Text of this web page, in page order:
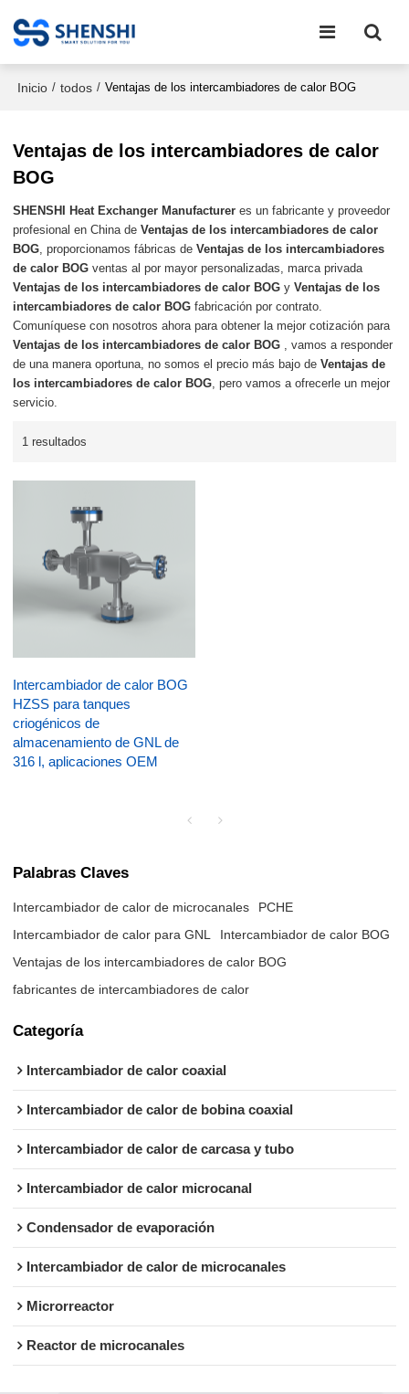
Inicio / todos / Ventajas de los intercambiadores de calor BOG
Ventajas de los intercambiadores de calor
BOG
SHENSHI Heat Exchanger Manufacturer​ es un fabricante y proveedor
profesional en China deVentajas de los intercambiadores de calor
BOG, proporcionamos fábricas deVentajas de los intercambiadores
de calor BOG ventas al por mayor personalizadas, marca privada
Ventajas de los intercambiadores de calor BOG yVentajas de los
intercambiadores de calor BOG fabricación por contrato.
Comuníquese con nosotros ahora para obtener la mejor cotización para
Ventajas de los intercambiadores de calor BOG , vamos a responder
de una manera oportuna, no somos el precio más bajo deVentajas de
los intercambiadores de calor BOG, pero vamos a ofrecerle un mejor
servicio.
1 resultados
Intercambiador de calor BOG
HZSS para tanques
criogénicos de
almacenamiento de GNL de
316 l, aplicaciones OEM
Palabras Claves
Intercambiador de calor de microcanales
PCHE
Intercambiador de calor para GNL
Intercambiador de calor BOG
Ventajas de los intercambiadores de calor BOG
fabricantes de intercambiadores de calor
Categoría
Intercambiador de calor coaxial
Intercambiador de calor de bobina coaxial
Intercambiador de calor de carcasa y tubo
Intercambiador de calor microcanal
Condensador de evaporación
Intercambiador de calor de microcanales
Microrreactor
Reactor de microcanales